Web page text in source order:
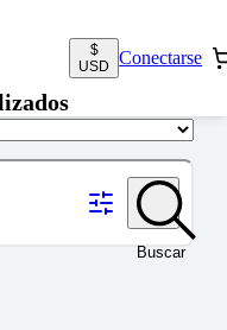
$
USD
Conectarse
Buscar